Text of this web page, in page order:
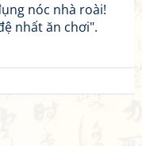
nóc nhà roài!
nhất ăn chơi".